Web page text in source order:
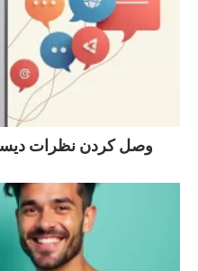
وصل کردن نظرات